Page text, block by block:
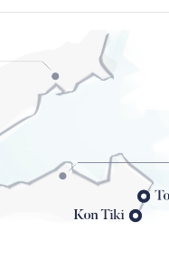
spiaggia di pampelonne
Kon Tiki
echeck-in (pré-enregistrement)